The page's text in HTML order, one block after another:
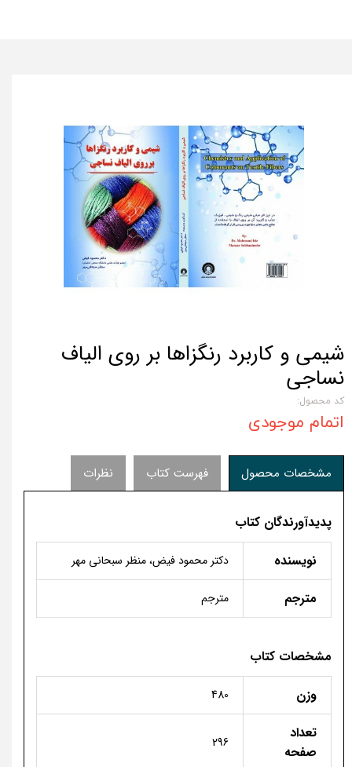
شیمی و کاربرد رنگزاها بر روی الیاف
نساجی
کد محصول:
اتمام موجودی
مشخصات محصول فهرست کتاب نظرات
پدیدآورندگان کتاب
نویسنده
دکتر محمود فیض، منظر سبحانی مهر
مترجم مترجم
مشخصات کتاب
وزن
480
تعداد
صفحه
296